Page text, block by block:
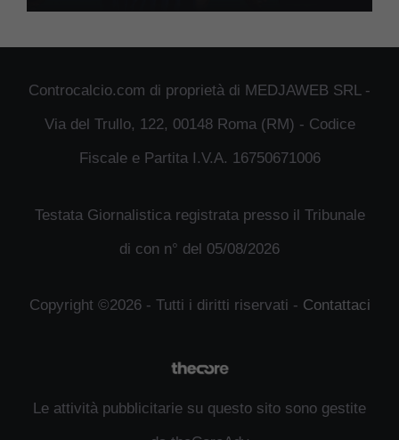
Controcalcio.com di proprietà di MEDJAWEB SRL -
Via del Trullo, 122, 00148 Roma (RM) - Codice
Fiscale e Partita I.V.A. 16750671006
Testata Giornalistica registrata presso il Tribunale
di con n° del 05/08/2026
Copyright ©2026 - Tutti i diritti riservati - Contattaci
Le attività pubblicitarie su questo sito sono gestite